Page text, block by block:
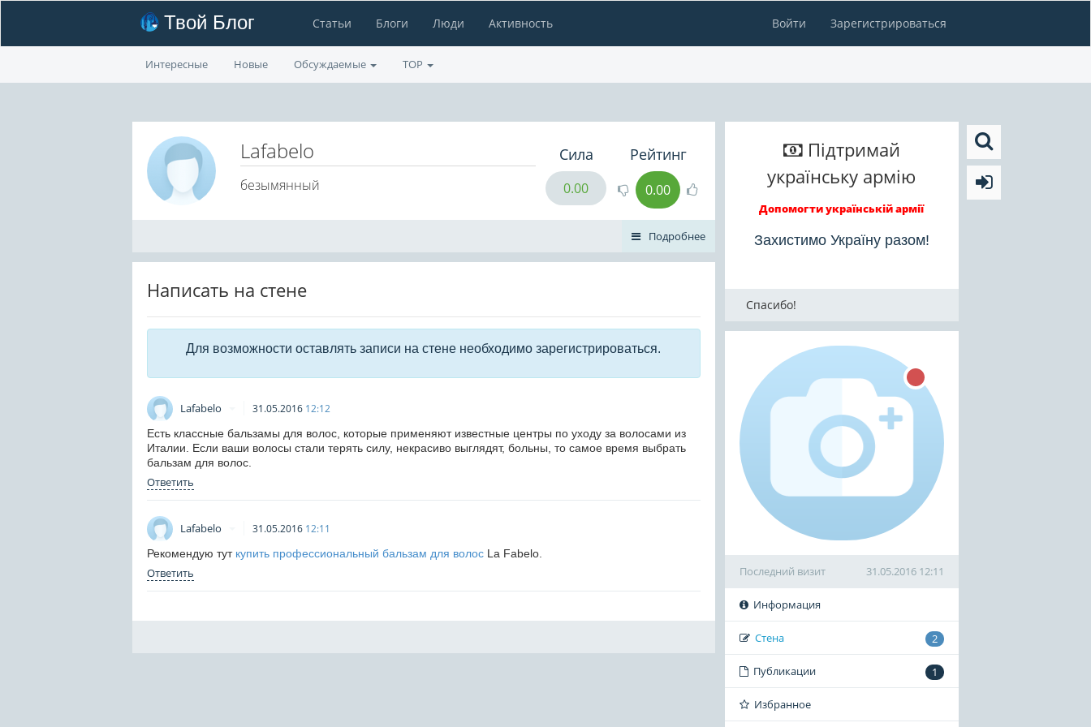
Твой Блог Статьи Блоги Люди Активность Войти Зарегистрироваться
Интересные Новые Обсуждаемые TOP
Lafabelo
безымянный
Сила
0.00
Рейтинг
0.00
Подробнее
Написать на стене
Для возможности оставлять записи на стене необходимо зарегистрироваться.
Lafabelo 31.05.2016 12:12
Есть классные бальзамы для волос, которые применяют известные центры по уходу за волосами из
Италии. Если ваши волосы стали терять силу, некрасиво выглядят, больны, то самое время выбрать
бальзам для волос.
Ответить
Lafabelo 31.05.2016 12:11
Рекомендую тут купить профессиональный бальзам для волос La Fabelo.
Ответить
Підтримай
українську армію
Допомогти українській армії
Захистимо Україну разом!
Спасибо!
Последний визит 31.05.2016 12:11
Информация
Стена 2
Публикации 1
Избранное